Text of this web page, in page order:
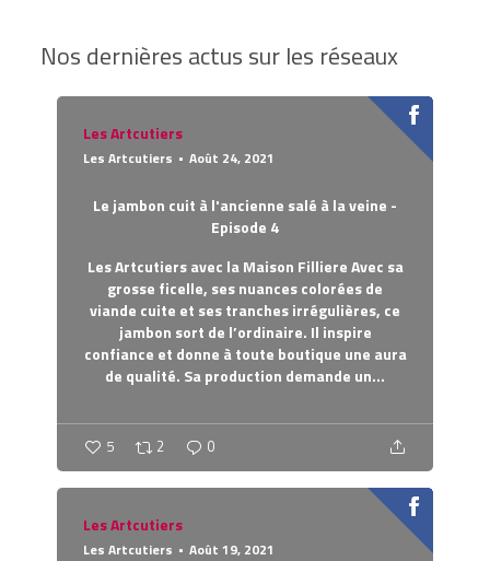
Nos dernières actus sur les réseaux
Les Artcutiers
Les Artcutiers Août 24, 2021
Le jambon cuit à l'ancienne salé à la veine -
Episode 4
Les Artcutiers avec la Maison FilliereAvec sa
grosse ficelle, ses nuances colorées de
viande cuite et ses tranches irrégulières, ce
jambon sort de l’ordinaire. Il inspire
confiance et donne à toute boutique une aura
de qualité. Sa production demande un...
5 2 0
Les Artcutiers
Les Artcutiers Août 19, 2021